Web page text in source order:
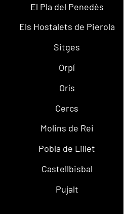
El Pla del Penedès
Els Hostalets de Pierola
Sitges
Orpí
Orís
Cercs
Molins de Rei
Pobla de Lillet
Castellbisbal
Pujalt